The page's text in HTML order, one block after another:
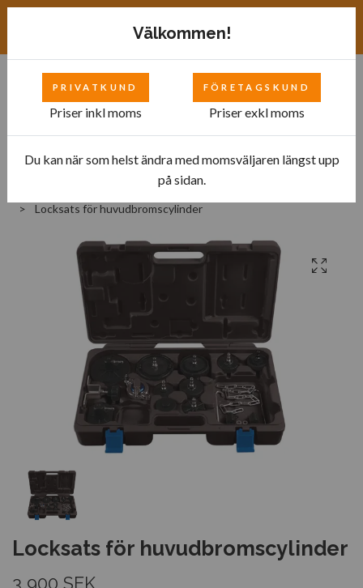
Specialverktyg
Specialverktyg - Bromssystem
Locksats för huvudbromscylinder
Locksats för huvudbromscylinder
3 900 SEK
Välkommen!
PRIVATKUND
Priser inkl moms
FÖRETAGSKUND
Priser exkl moms
Du kan när som helst ändra med momsväljaren längst upp
på sidan.